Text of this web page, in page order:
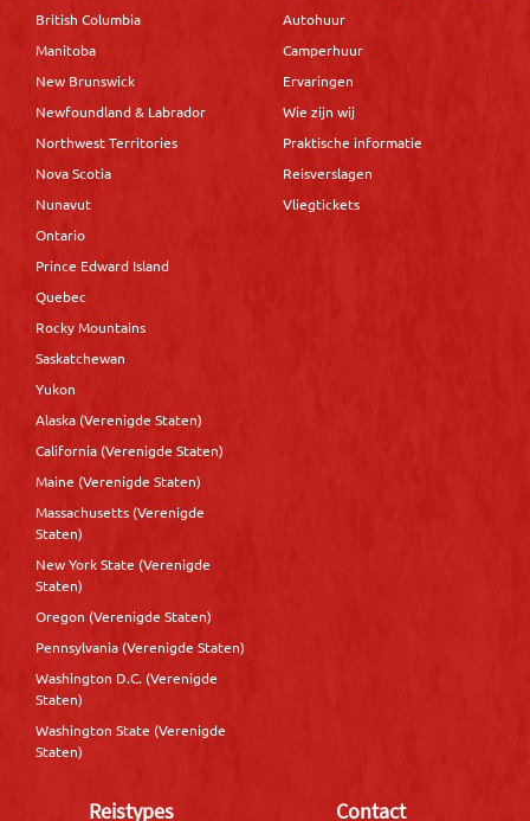
British Columbia
Manitoba
New Brunswick
Newfoundland & Labrador
Northwest Territories
Nova Scotia
Nunavut
Ontario
Prince Edward Island
Quebec
Rocky Mountains
Saskatchewan
Yukon
Alaska (Verenigde Staten)
California (Verenigde Staten)
Maine (Verenigde Staten)
Massachusetts (Verenigde
Staten)
New York State (Verenigde
Staten)
Oregon (Verenigde Staten)
Pennsylvania (Verenigde Staten)
Washington D.C. (Verenigde
Staten)
Washington State (Verenigde
Staten)
Autohuur
Camperhuur
Ervaringen
Wie zijn wij
Praktische informatie
Reisverslagen
Vliegtickets
Reistypes Contact